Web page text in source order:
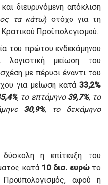
διευρυνόμενη απόκλιση
τα κάτω) στόχο για τη
Προϋπολογισμού.
του πρώτου ενδεκάμηνου
λογιστική μείωση του
με πέρυσι έναντι του
για μείωση κατά 33,2%
, το επτάμηνο 39,7%, το
30,9%, το δεκάμηνο
η επίτευξη του
κατά 10 δισ. ευρώτο
αφού η